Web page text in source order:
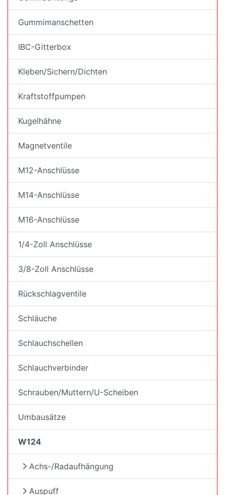
Gummimanschetten
IBC-Gitterbox
Kleben/Sichern/Dichten
Kraftstoffpumpen
Kugelhähne
Magnetventile
M12-Anschlüsse
M14-Anschlüsse
M16-Anschlüsse
1/4-Zoll Anschlüsse
3/8-Zoll Anschlüsse
Rückschlagventile
Schläuche
Schlauchschellen
Schlauchverbinder
Schrauben/Muttern/U-Scheiben
Umbausätze
W124
Achs-/Radaufhängung
Auspuff